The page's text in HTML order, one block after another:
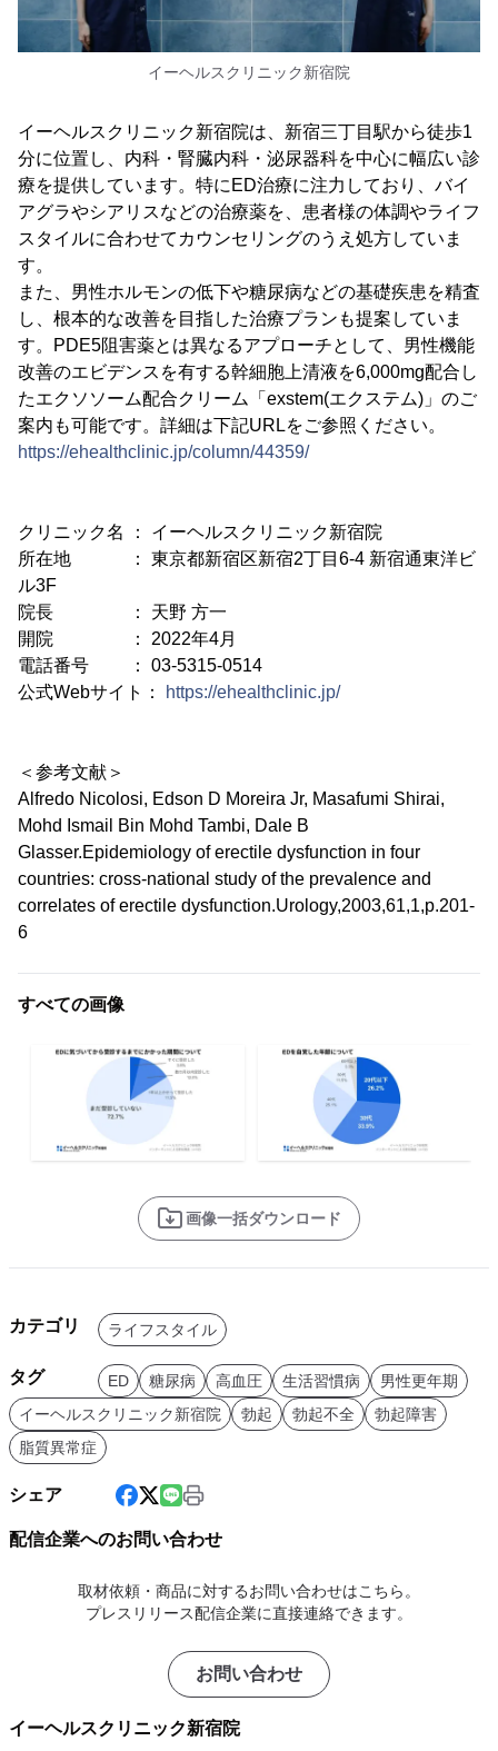
イーヘルスクリニック新宿院
イーヘルスクリニック新宿院は、新宿三丁目駅から徒歩1
分に位置し、内科・腎臓内科・泌尿器科を中心に幅広い診
療を提供しています。特にED治療に注力しており、バイ
アグラやシアリスなどの治療薬を、患者様の体調やライフ
スタイルに合わせてカウンセリングのうえ処方していま
す。
また、男性ホルモンの低下や糖尿病などの基礎疾患を精査
し、根本的な改善を目指した治療プランも提案していま
す。PDE5阻害薬とは異なるアプローチとして、男性機能
改善のエビデンスを有する幹細胞上清液を6,000mg配合し
たエクソソーム配合クリーム「exstem(エクステム)」のご
案内も可能です。詳細は下記URLをご参照ください。
https://ehealthclinic.jp/column/44359/
クリニック名 ： イーヘルスクリニック新宿院
所在地 ： 東京都新宿区新宿2丁目6-4 新宿通東洋ビ
ル3F
院長 ： 天野 方一
開院 ： 2022年4月
電話番号 ： 03-5315-0514
公式Webサイト：
https://ehealthclinic.jp/
＜参考文献＞
Alfredo Nicolosi, Edson D Moreira Jr, Masafumi Shirai,
Mohd Ismail Bin Mohd Tambi, Dale B
Glasser.Epidemiology of erectile dysfunction in four
countries: cross-national study of the prevalence and
correlates of erectile dysfunction.Urology,2003,61,1,p.201-
6
すべての画像
画像一括ダウンロード
カテゴリ ライフスタイル
タグ ED 糖尿病 高血圧 生活習慣病
男性更年期
イーヘルスクリニック新宿院
勃起 勃起不全
勃起障害
脂質異常症
シェア
配信企業へのお問い合わせ
取材依頼・商品に対するお問い合わせはこちら。
プレスリリース配信企業に直接連絡できます。
お問い合わせ
イーヘルスクリニック新宿院